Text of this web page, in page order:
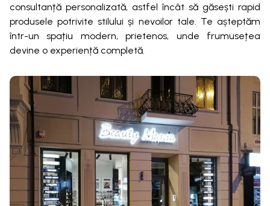
consultanță personalizată, astfel încât să găsești rapid
produsele potrivite stilului și nevoilor tale. Te așteptăm
într-un spațiu modern, prietenos, unde frumusețea
devine o experiență completă.